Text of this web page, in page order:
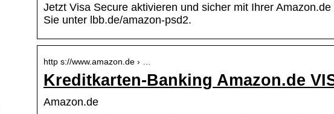
Jetzt Visa Secure aktivieren und sicher mit Ihrer
Sie unter lbb.de/amazon-psd2.
http s://www.amazon.de › …
Kreditkarten-Banking Amazon.de
Amazon.de